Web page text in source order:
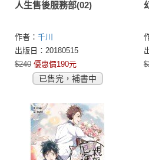
人生售後服務部(02)
作者： 千川
出版日：20180515
$240 優惠價190元
已售完，補書中